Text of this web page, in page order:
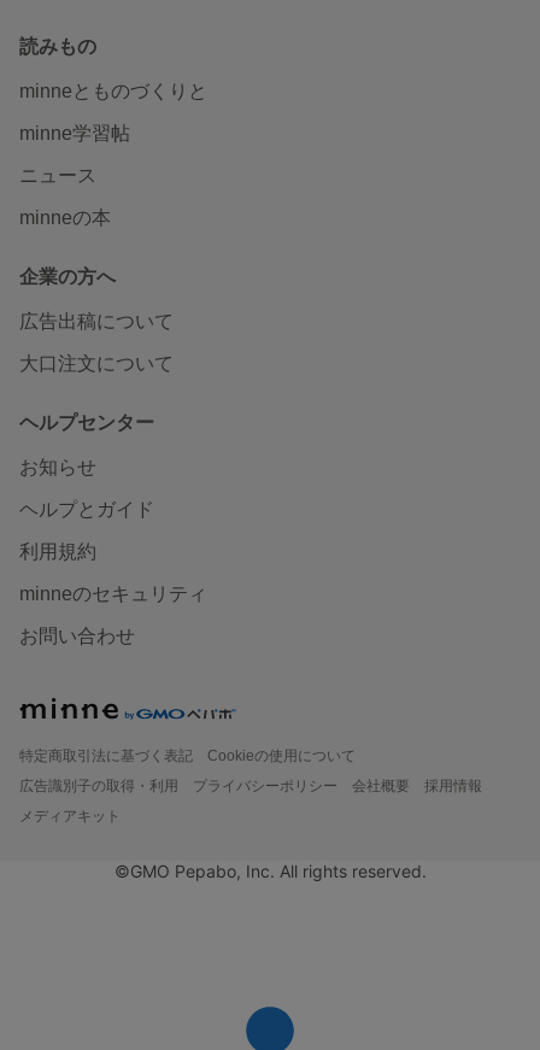
読みもの
minneとものづくりと
minne学習帖
ニュース
minneの本
企業の方へ
広告出稿について
大口注文について
ヘルプセンター
お知らせ
ヘルプとガイド
利用規約
minneのセキュリティ
お問い合わせ
特定商取引法に基づく表記
Cookieの使用について
広告識別子の取得・利用
プライバシーポリシー 会社概要
採用情報
メディアキット
©GMO Pepabo, Inc. All rights reserved.